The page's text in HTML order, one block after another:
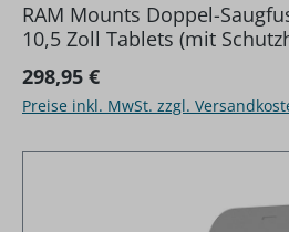
RAM Mounts Doppel-
10,5 Zoll Tablets (mit
B-Kugel (1 Zoll), Tab-Tite
Verbindungs
Regulärer Preis:
298,95 €
Preise inkl. MwSt. zzgl.